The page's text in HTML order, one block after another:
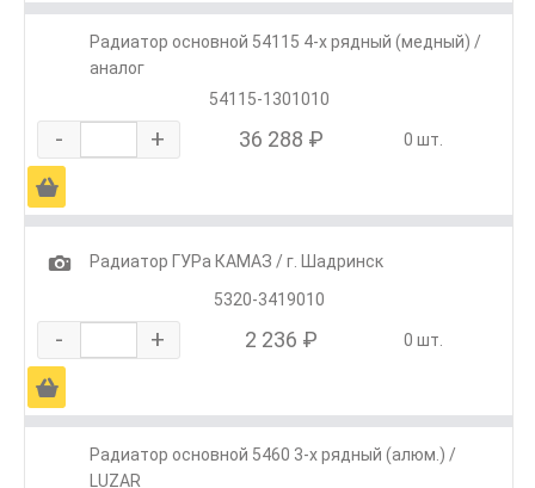
Радиатор основной 54115 4-х рядный (медный) /
аналог
54115-1301010
- + 36 288 ₽ 0 шт.
Ä
1
Радиатор ГУРа КАМАЗ / г. Шадринск
5320-3419010
- + 2 236 ₽ 0 шт.
Ä
Радиатор основной 5460 3-х рядный (алюм.) /
LUZAR